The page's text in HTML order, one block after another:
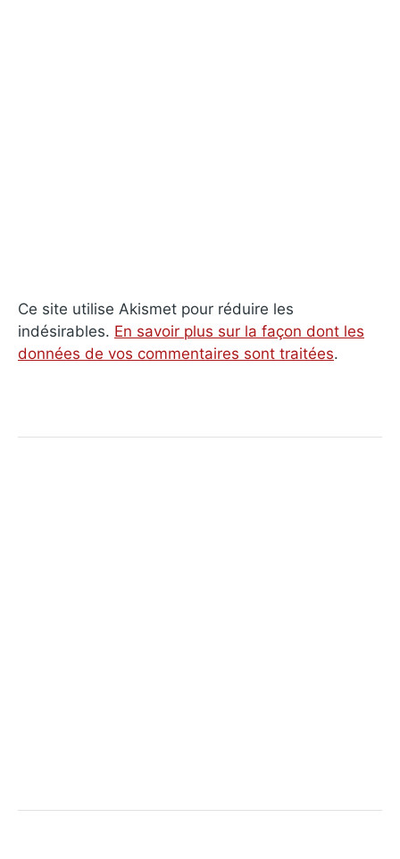
Ce site utilise Akismet pour réduire les
indésirables. En savoir plus sur la façon dont les
données de vos commentaires sont traitées.